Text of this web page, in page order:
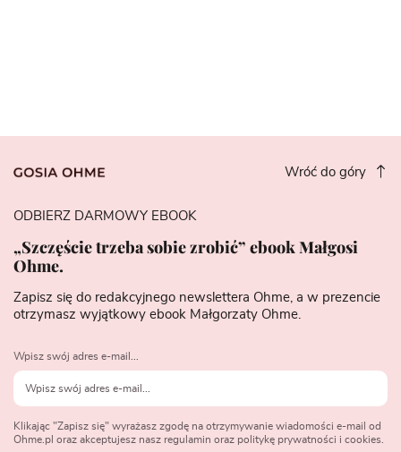
Wróć do góry
ODBIERZ DARMOWY EBOOK
„Szczęście trzeba sobie zrobić” ebook Małgosi
Ohme.
Zapisz się do redakcyjnego newslettera Ohme, a w prezencie
otrzymasz wyjątkowy ebook Małgorzaty Ohme.
Wpisz swój adres e-mail...
Klikając "Zapisz się" wyrażasz zgodę na otrzymywanie wiadomości e-mail od
Ohme.pl oraz akceptujesz nasz regulamin oraz politykę prywatności i cookies.